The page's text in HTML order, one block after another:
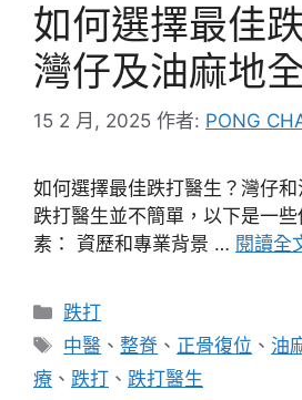
如何選擇最佳
灣仔及油麻地
15 2 月, 2025 作者: PONG
如何選擇最佳跌打醫生？灣仔
跌打醫生並不簡單，以下是一
素： 資歷和專業背景 … 閱讀全
分
類
跌打
標
籤
中醫 、整脊 、 正骨復位 、 油
療 、 跌打 、 跌打醫生